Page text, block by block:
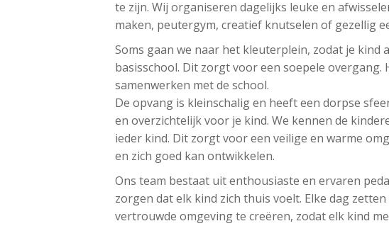
te zijn. Wij organiseren dagelijks leuke en
maken, peutergym, creatief knutselen of gezellig
Soms gaan we naar het kleuterplein, zodat je kind
basisschool. Dit zorgt voor een soepele overgang.
samenwerken met de school.
De opvang is kleinschalig en heeft een dorpse
en overzichtelijk voor je kind. We kennen de
ieder kind. Dit zorgt voor een veilige en warme
en zich goed kan ontwikkelen.
Ons team bestaat uit enthousiaste en ervaren
zorgen dat elk kind zich thuis voelt. Elke dag
vertrouwde omgeving te creëren, zodat elk kind